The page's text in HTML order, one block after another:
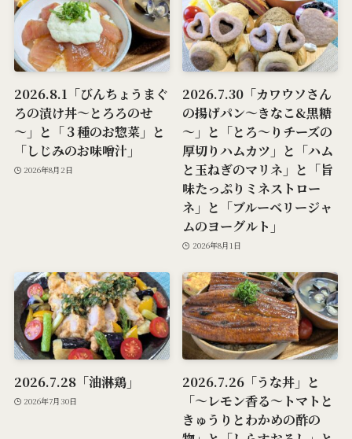
2026.8.1「びんちょうまぐ
ろの漬け丼～とろろのせ
～」と「３種のお惣菜」と
「しじみのお味噌汁」
2026年8月2日
2026.7.30「カワウソさん
の揚げパン～きなこ&黒糖
～」と「とろ～りチーズの
厚切りハムカツ」と「ハム
と玉ねぎのマリネ」と「旨
味たっぷりミネストロー
ネ」と「ブルーベリージャ
ムのヨーグルト」
2026年8月1日
2026.7.28「油淋鶏」
2026年7月30日
2026.7.26「うな丼」と
「～レモン香る～トマトと
きゅうりとわかめの酢の